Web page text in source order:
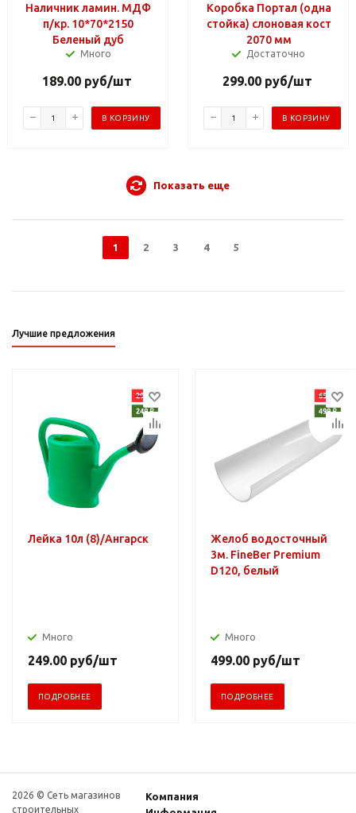
Наличник ламин. МДФ
п/кр. 10*70*2150
Беленый дуб
Много
189.00руб/шт
В КОРЗИНУ
Коробка Портал (одна
стойка) слоновая кост
2070 мм
Достаточно
299.00руб/шт
В КОРЗИНУ
Показать еще
1 2 3 4 5
Лучшие предложения
Лейка 10л (8)/Ангарск
Много
249.00 руб/шт
ПОДРОБНЕЕ
Желоб водосточный
3м. FineBer Premium
D120, белый
Много
499.00 руб/шт
ПОДРОБНЕЕ
2026 © Сеть магазинов
строительных
Компания